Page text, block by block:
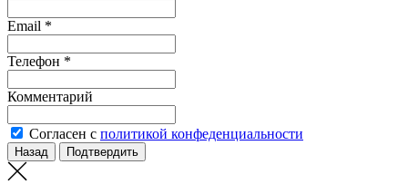
Email *
Телефон *
Комментарий
Согласен с политикой конфеденциальности
Назад Подтвердить